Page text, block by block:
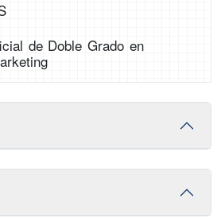
de Doble Grado en